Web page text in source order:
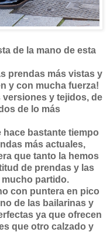
de la mano de esta
prendas más vistas y
y con mucha fuerza!
y tejidos, de
de lo más
hace bastante tiempo
más actuales,
que tanto la hemos
de prendas y las
partido.
con puntera en pico
de las bailarinas y
ya que ofrecen
que otro calzado y